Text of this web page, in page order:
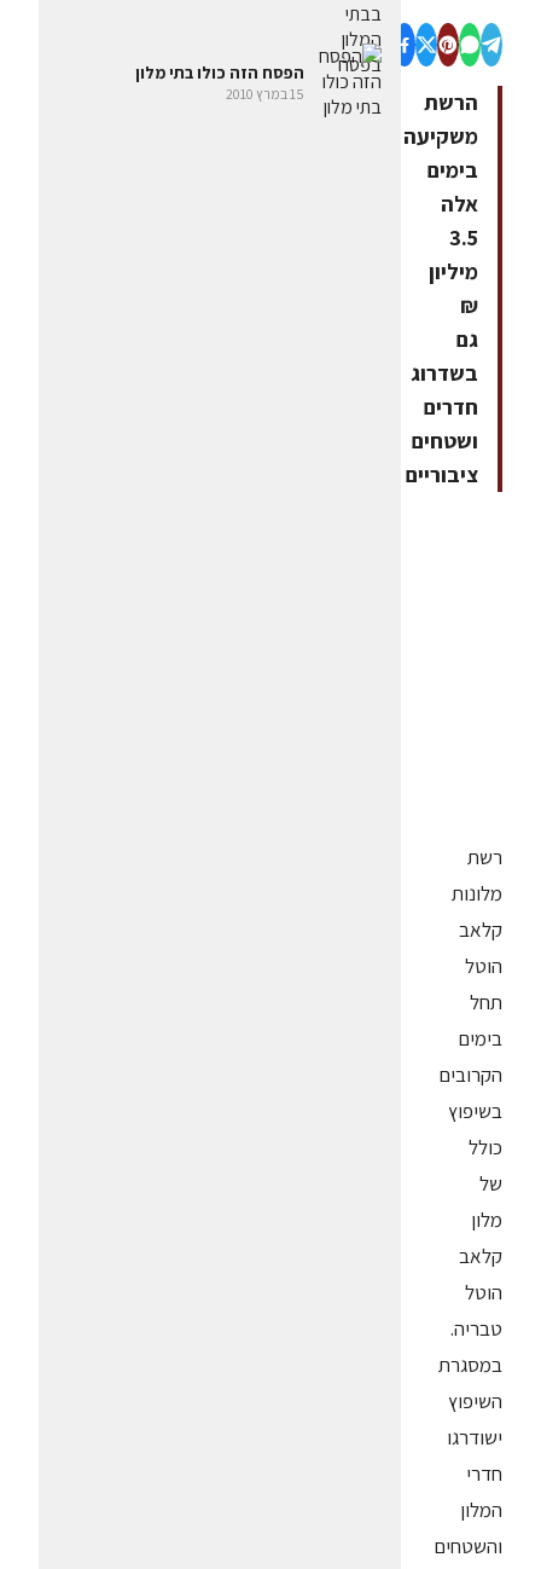
הרשת
משקיעה
בימים
אלה
3.5
מיליון
₪
גם
בשדרוג
חדרים
ושטחים
ציבוריים
רשת
מלונות
קלאב
הוטל
תחל
בימים
הקרובים
בשיפוץ
כולל
של
מלון
קלאב
הוטל
טבריה.
במסגרת
השיפוץ
ישודרגו
חדרי
המלון
והשטחים
הפסח הזה כולו בתי מלון
15 במרץ 2010